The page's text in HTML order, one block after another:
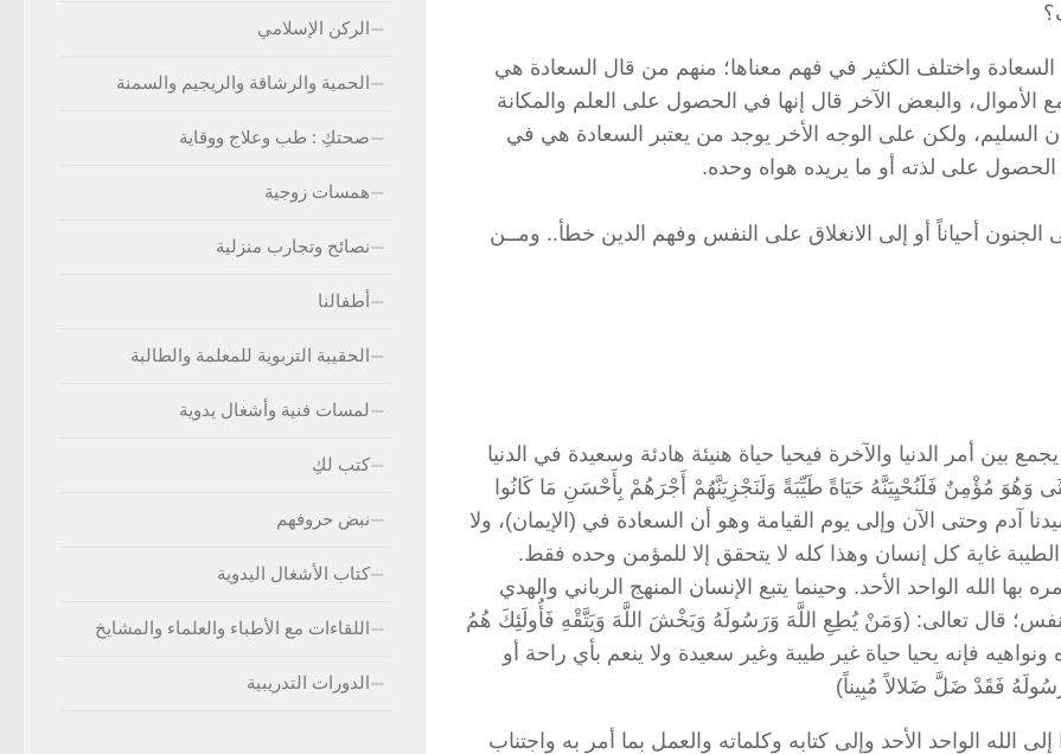
واختلف الكثير في فهم معناها؛ منهم من قال السعادة هي
والبعض الآخر قال إنها في الحصول على العلم والمكانة
السليم، ولكن على الوجه الأخر يوجد من يعتبر السعادة هي في
على لذته أو ما يريده هواه وحده.
أحياناً أو إلى الانغلاق على النفس وفهم الدين خطأ.. ومــن
بين أمر الدنيا والآخرة فيحيا حياة هنيئة هادئة وسعيدة في الدنيا
وَهُوَ مُؤْمِنٌ فَلَنُحْيِيَنَّهُ حَيَاةً طَيِّبَةً وَلَنَجْزِيَنَّهُمْ أَجْرَهُمْ بِأَحْسَنِ مَا كَانُوا
آدم وحتى الآن وإلى يوم القيامة وهو أن السعادة في (الإيمان)، ولا
غاية كل إنسان وهذا كله لا يتحقق إلا للمؤمن وحده فقط.
بها الله الواحد الأحد. وحينما يتبع الإنسان المنهج الرباني والهدي
قال تعالى: (وَمَنْ يُطِعِ اللَّهَ وَرَسُولَهُ وَيَخْشَ اللَّهَ وَيَتَّقْهِ فَأُولَئِكَ هُمُ
فإنه يحيا حياة غير طيبة وغير سعيدة ولا ينعم بأي راحة أو
فَقَدْ ضَلَّ ضَلالاً مُبِيناً)
الله الواحد الأحد وإلى كتابه وكلماته والعمل بما أمر به واجتناب
الركن الإسلامي
الحمية والرشاقة والريجيم والسمنة
صحتكِ : طب وعلاج ووقاية
همسات زوجية
نصائح وتجارب منزلية
أطفالنا
الحقيبة التربوية للمعلمة والطالبة
لمسات فنية وأشغال يدوية
كتب لكِ
نبض حروفهم
كتاب الأشغال اليدوية
اللقاءات مع الأطباء والعلماء والمشايخ
الدورات التدريبية